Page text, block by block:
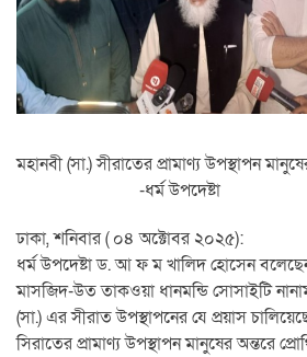
মহানবী (সা.) সীরাতের প্রামাণ্য উপস্থাপন
-ধর্ম উপদেষ্টা
ঢাকা, শনিবার ( ০৪ অক্টোবর ২০২৫):
ধর্ম উপদেষ্টা ড. আ ফ ম খালিদ হোসেন
মাসজিদ-উত তাকওয়া ধানমন্ডি সোসাইটি
(সা.) এর সীরাত উপস্থাপনের যে প্রয়াস
সিরাতের প্রামাণ্য উপস্থাপন মানুষের অন্তরে